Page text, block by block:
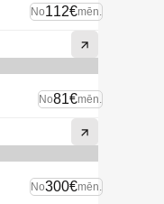
No112€mēn.
No81€mēn.
No300€mēn.